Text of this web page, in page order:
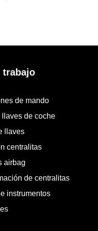
trabajo
de mando
de coche
llaves
centralitas
airbag
de centralitas
instrumentos